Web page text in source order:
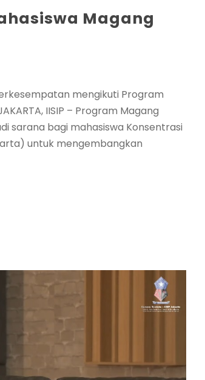
Magang
mengikuti Program
IISIP – Program Magang
sarana bagi mahasiswa Konsentrasi
untuk mengembangkan